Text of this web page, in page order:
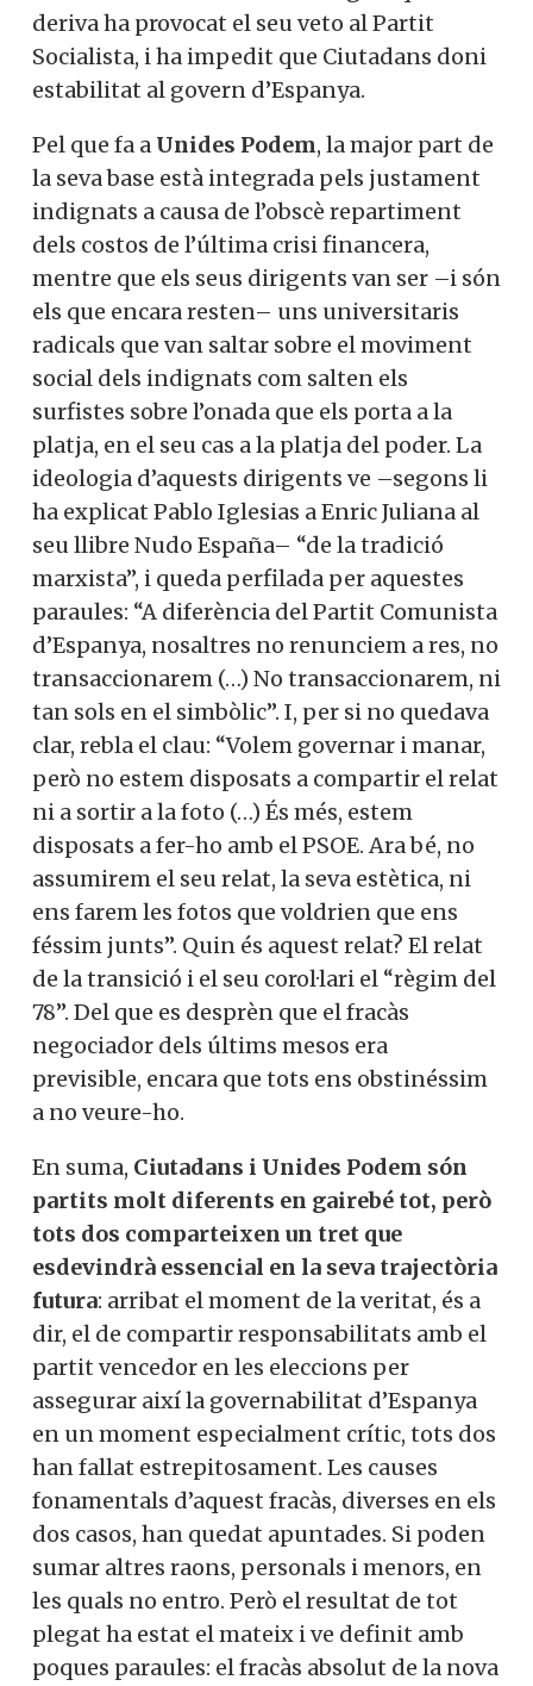
deriva ha provocat el seu veto al Partit
Socialista, i ha impedit que Ciutadans doni
estabilitat al govern d’Espanya.
Pel que fa a Unides Podem, la major part de
la seva base està integrada pels justament
indignats a causa de l’obscè repartiment
dels costos de l’última crisi financera,
mentre que els seus dirigents van ser –i són
els que encara resten– uns universitaris
radicals que van saltar sobre el moviment
social dels indignats com salten els
surfistes sobre l’onada que els porta a la
platja, en el seu cas a la platja del poder. La
ideologia d’aquests dirigents ve –segons li
ha explicat Pablo Iglesias a Enric Juliana al
seu llibre Nudo España– “de la tradició
marxista”, i queda perfilada per aquestes
paraules: “A diferència del Partit Comunista
d’Espanya, nosaltres no renunciem a res, no
transaccionarem (…) No transac­cionarem, ni
tan sols en el simbòlic”. I, per si no quedava
clar, rebla el clau: “Volem governar i manar,
però no estem disposats a compartir el relat
ni a sortir a la foto (…) És més, estem
disposats a fer-ho amb el PSOE. Ara bé, no
assumirem el seu relat, la seva estètica, ni
ens farem les fotos que voldrien que ens
féssim junts”. Quin és aquest relat? El relat
de la transició i el seu corol·lari el “règim del
78”. Del que es desprèn que el fracàs
negociador dels últims mesos era
previsible, encara que tots ens obstinéssim
a no veure-ho.
En suma, Ciutadans i Unides Podem són
partits molt diferents en gairebé tot, però
tots dos comparteixen un tret que
esdevindrà essen­cial en la seva trajectòria
futura: arribat el moment de la veritat, és a
dir, el de compartir responsabilitats amb el
partit vencedor en les eleccions per
assegurar així la governabilitat d’Espanya
en un moment es­pecialment crític, tots dos
han fallat estrepitosament. Les causes
fonamentals d’aquest fracàs, diverses en els
dos casos, han quedat apuntades. Si poden
sumar altres raons, personals i menors, en
les quals no entro. Però el resultat de tot
plegat ha ­estat el mateix i ve definit amb
poques paraules: el fracàs absolut de la nova